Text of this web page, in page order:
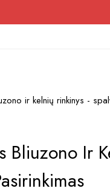
ir kelnių rinkinys -
Bliuzono Ir